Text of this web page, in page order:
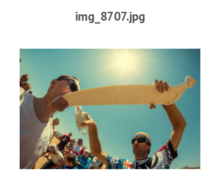
Виртуальный тур Ганет Синай
ВиндСерфКидс
Медиа
Медиа архив
Фотки
img_8707.jpg